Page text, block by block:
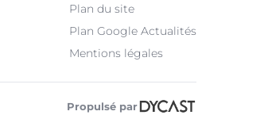
Plan du site
Plan Google Actualités
Mentions légales
Propulsé par